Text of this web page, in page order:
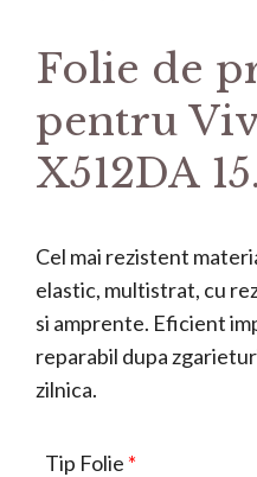
Folie de
pentru
X512DA
Cel mai rezistent
elastic, multistrat, cu
si amprente. Eficient
reparabil dupa
zilnica.
Tip Folie *